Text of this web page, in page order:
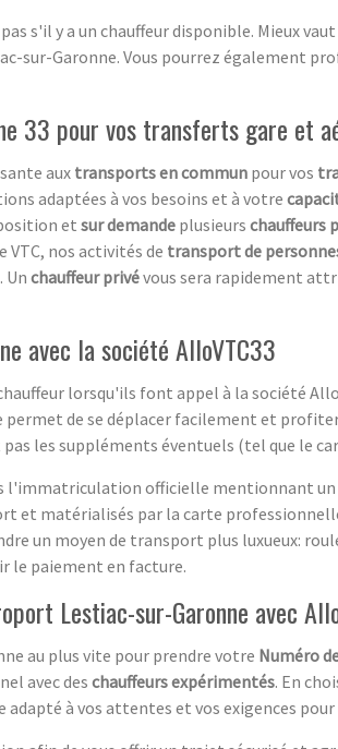
s'il y a un chauffeur disponible. Mieux
sur-Garonne. Vous pourrez également
33 pour vos transferts gare et
aux transports en commun pour vos
adaptées à vos besoins et à votre
etsur demande plusieurs chauffeurs
nos activités de transport de
Un chauffeur privévous sera rapidement
avec la société AlloVTC33
lorsqu'ils font appel à la société
permet de se déplacer facilement et
les suppléments éventuels (tel que le
l'immatriculation officielle mentionnant un
matérialisés par la carte
un moyen de transport plus luxueux:
le paiement en facture.
Lestiac-sur-Garonne avec
au plus vite pour prendre votre Numéro
avec des chauffeurs expérimentés. En
adapté à vos attentes et vos exigences